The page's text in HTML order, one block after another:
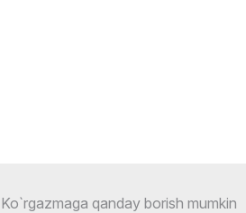
Ko`rgazmaga qanday borish mumkin